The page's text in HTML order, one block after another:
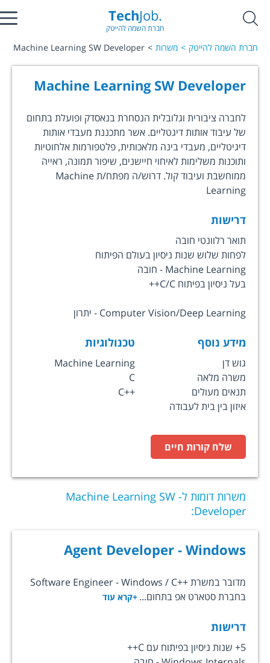
TechJob.
חברת השמה להייטק
חברת השמה להייטק משרות Machine Learning SW Developer
Machine Learning SW Developer
לחברה ציבורית וגלובלית הנסחרת בנאסדק ופועלת בתחום
של עיבוד אותות דיגטליים. אשר מתכננת מעבדי אותות
דיגיטליים, מעבדי בינה מלאכותית, פלטפורמות אלחוטיות
ותוכנות משלימות לאיחוי חיישנים, שיפור תמונה, ראייה
ממוחשבת ועיבוד קול. דרוש/ה מפתח/ת Machine
Learning
דרישות
תואר רלוונטי חובה
לפחות שלוש שנות ניסיון בעולם הפיתוח
Machine Learning - חובה
בעל ניסיון בפיתוח C/C++
Computer Vision/Deep Learning - יתרון
מידע נוסף
גוש דן
משרה מלאה
תנאים מעולים
איזון בין בית לעבודה
טכנולוגיות
Machine Learning
C
C++
שלח קורות חיים
משרות דומות ל- Machine Learning SW
Developer
:
Agent Developer - Windows
מדובר במשרת ++Software Engineer - Windows / C
בחברת סטארט אפ בתחום... +קרא עוד
דרישות
5+ שנות ניסיון בפיתוח עם C++